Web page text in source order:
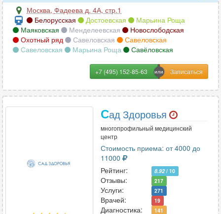
почек и надпочечников
пояснично-крестцового отдела позвоночника
сердца
сосудов и артерий головного мозга 10
сосудов и артерий сердца 2
тазобедренного сустава
14
шейного отдела позвоночника
Москва, Фадеева д. 4А, стр.1
Белорусская
Достоевская
Марьина Роща
Маяковская
Менделеевская
Новослободская
Охотный ряд
Савеловская
Савеловская
Савеловская
Марьина Роща Савёловская
+7 (495) 152-85-63
Сад Здоровья
многопрофильный медицинский
центр
Стоимость приема: от 4000 до
11000
Рейтинг:
8.92 / 10
Отзывы: 217
Услуги: 271
Врачей: 19
Диагностика: 141